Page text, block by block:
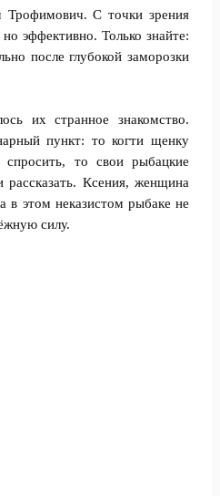
С точки зрения
эффективно. Только знайте:
после глубокой заморозки
их странное знакомство.
пункт: то когти щенку
то свои рыбацкие
рассказать. Ксения, женщина
в этом неказистом рыбаке не
силу.